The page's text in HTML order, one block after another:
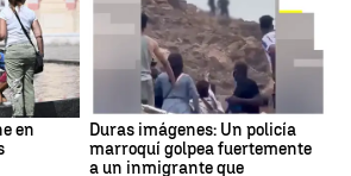
en
Duras imágenes: Un policía
marroquí golpea fuertemente
a un inmigrante que